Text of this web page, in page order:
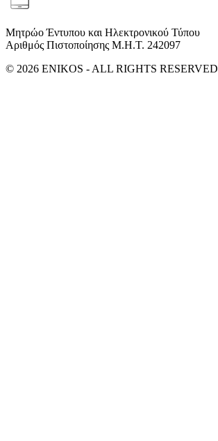
Μητρώο Έντυπου και Ηλεκτρονικού Τύπου
Αριθμός Πιστοποίησης Μ.Η.Τ. 242097
© 2026 ENIKOS - ALL RIGHTS RESERVED